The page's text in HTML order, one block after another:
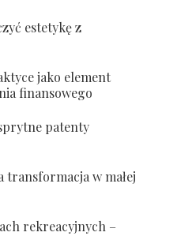
estetykę z
jako element
finansowego
patenty
transformacja w małej
rekreacyjnych –